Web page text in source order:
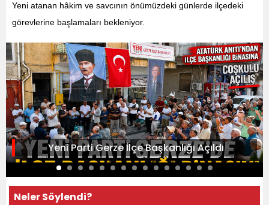
Yeni atanan hâkim ve savcının önümüzdeki günlerde ilçedeki
görevlerine başlamaları bekleniyor.
Yeni Parti Gerze İlçe Başkanlığı Açıldı
Neler Söylendi?